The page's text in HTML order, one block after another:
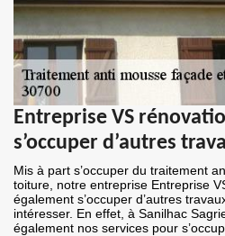
Entreprise VS
s’occuper d’autres
Mis à part s’occuper du traitement
toiture, notre entreprise Entreprise
également s’occuper d’autres
intéresser. En effet, à Sanilhac
également nos services pour